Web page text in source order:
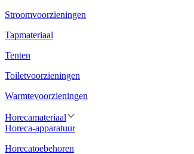
Stroomvoorzieningen
Tapmateriaal
Tenten
Toiletvoorzieningen
Warmtevoorzieningen
Horecamateriaal
Horeca-apparatuur
Horecatoebehoren